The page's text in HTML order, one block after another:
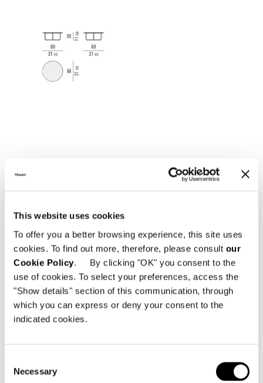
This website uses cookies
To offer you a better browsing experience, this site uses
cookies. To find out more, therefore, please consult our
Cookie Policy. By clicking "OK" you consent to the
use of cookies. To select your preferences, access the
"Show details" section of this communication, through
which you can express or deny your consent to the
indicated cookies.
Selection
Necessary